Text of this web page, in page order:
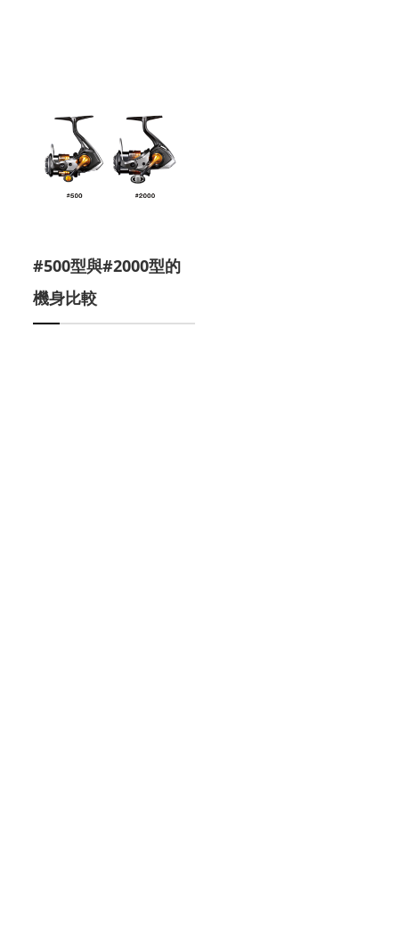
#500型與#2000型的
機身比較